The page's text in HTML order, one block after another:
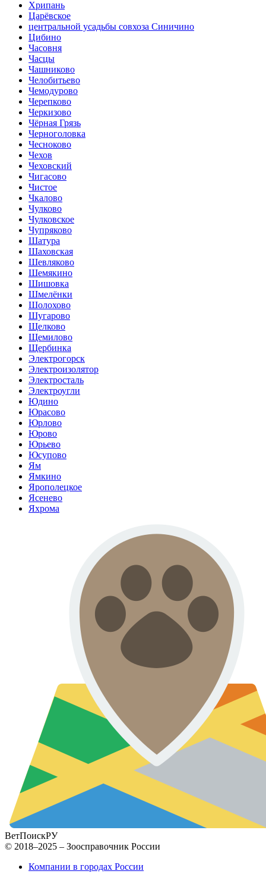
Хрипань
Царёвское
центральной усадьбы совхоза Синичино
Цибино
Часовня
Часцы
Чашниково
Челобитьево
Чемодурово
Черепково
Черкизово
Чёрная Грязь
Черноголовка
Чесноково
Чехов
Чеховский
Чигасово
Чистое
Чкалово
Чулково
Чулковское
Чупряково
Шатура
Шаховская
Шевляково
Шемякино
Шишовка
Шмелёнки
Шолохово
Шугарово
Щелково
Щемилово
Щербинка
Электрогорск
Электроизолятор
Электросталь
Электроугли
Юдино
Юрасово
Юрлово
Юрово
Юрьево
Юсупово
Ям
Ямкино
Ярополецкое
Ясенево
Яхрома
ВетПоискРУ
© 2018–2025 – Зоосправочник России
Компании в городах России